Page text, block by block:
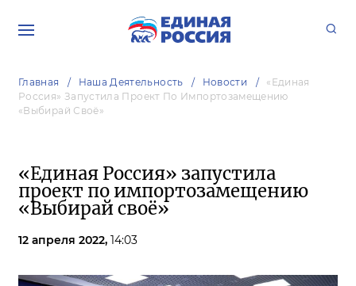
Главная Наша Деятельность Новости
«Единая
Россия» Запустила Проект По Импортозамещению
«Выбирай Своё»
«Единая Россия» запустила
проект по импортозамещению
«Выбирай своё»
12 апреля 2022, 14:03